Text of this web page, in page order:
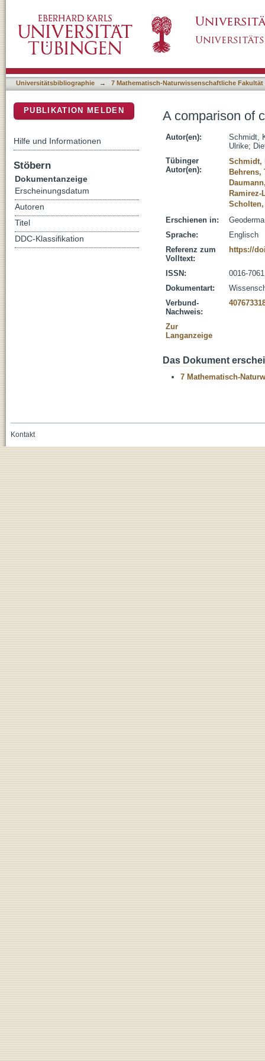
Universitätsbibliographie → 7 Mathematisch-Naturwissenschaftliche Fakultät
A comparison of
Autor(en):
Schmidt,
Ulrike;
Tübinger
Autor(en):
Schmidt,
Behrens,
Ramirez-
Erschienen in:
Sprache:
Englisch
Referenz zum
Volltext:
https://
ISSN:
0016-7061
Dokumentart:
Verbund-
Nachweis:
Zur
Langanzeige
Das Dokument
7 Mathematisch-
PUBLIKATION MELDEN
Hilfe und Informationen
Stöbern
Dokumentanzeige
Erscheinungsdatum
Autoren
Titel
DDC-Klassifikation
Kontakt